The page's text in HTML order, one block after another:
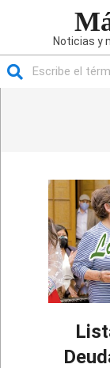
Noticias y